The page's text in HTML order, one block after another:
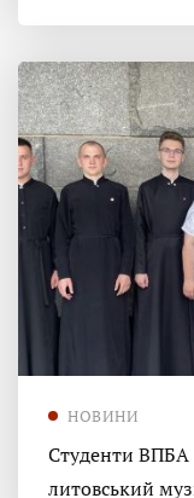
НОВИНИ
Студенти ВПБА
литовський